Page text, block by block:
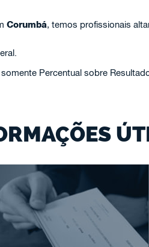
Corumbá, temos profissionais
Percentual sobre